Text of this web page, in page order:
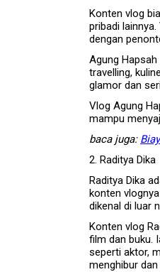
Konten vlog
pribadi
dengan
Agung
travelling,
glamor dan
Vlog Agung
mampu
baca juga:
2. Raditya Dika
Raditya Dika
konten
dikenal di luar
Konten vlog
film dan buku.
seperti aktor,
menghibur